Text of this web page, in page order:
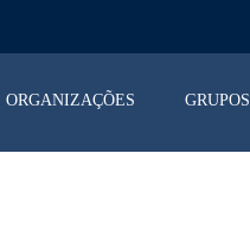
ORGANIZAÇÕES GRUPOS